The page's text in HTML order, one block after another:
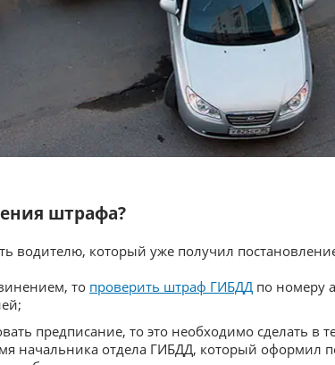
штрафа?
водителю, который уже получил
то проверить штраф ГИБДД по номеру
предписание, то это необходимо сделать в
начальника отдела ГИБДД, который оформил